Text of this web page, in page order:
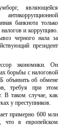
являющейся
банкнота только
налогов и коррупцию.
черного нала за
президент
экономики. Он
борьбы с налоговой
объявить об обмене
требуя при этом
В таком случае, как
у преступников.
примерно 600 млн
что в европейском